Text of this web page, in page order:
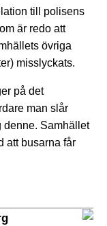
till polisens
är redo att
övriga
misslyckats.
på det
man slår
denne. Samhället
att busarna får